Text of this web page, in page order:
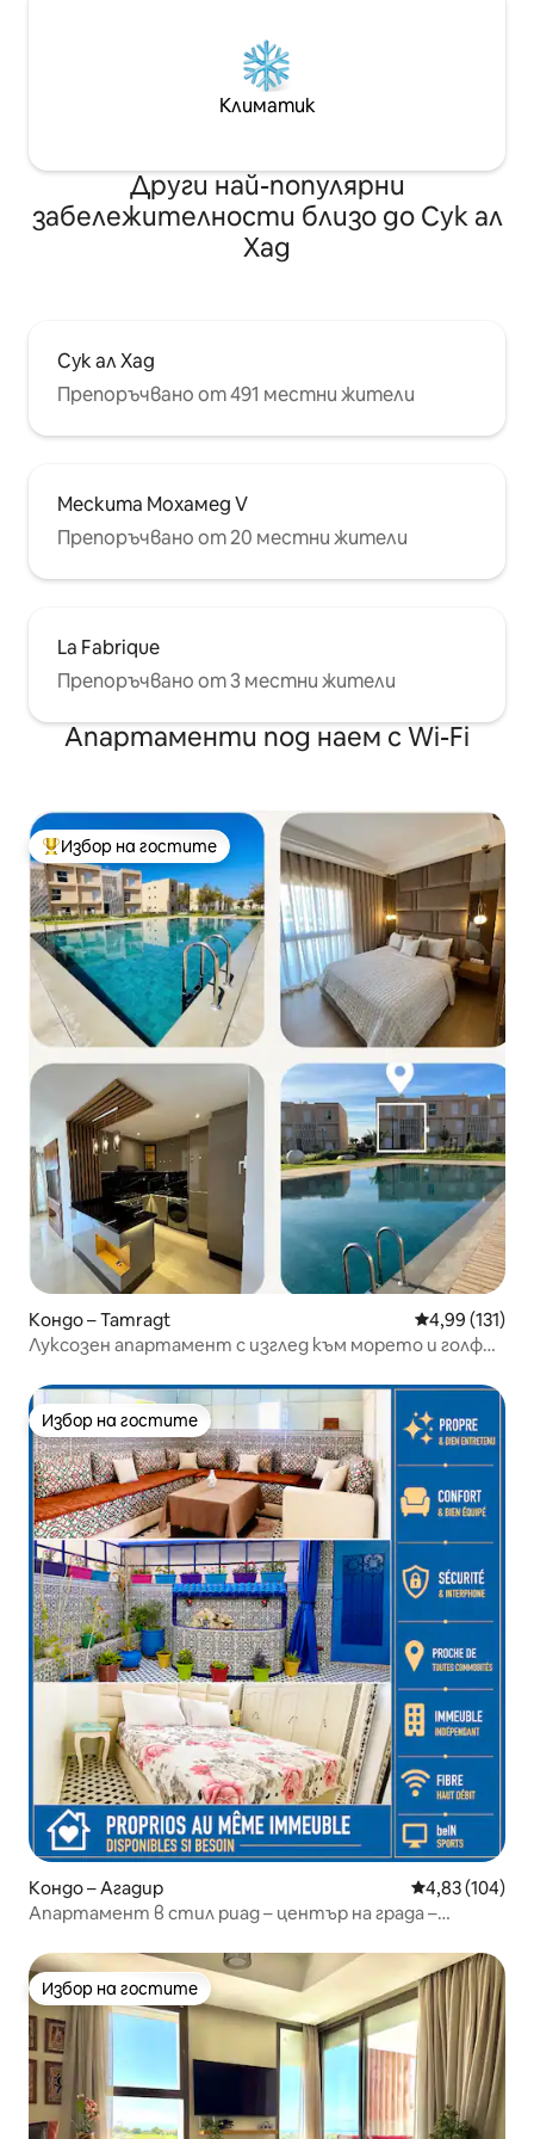
Климатик
Други най-популярни
забележителности близо до Сук ал
Хад
Сук ал Хад
Препоръчвано от 491 местни жители
Мескита Мохамед V
Препоръчвано от 20 местни жители
La Fabrique
Препоръчвано от 3 местни жители
Апартаменти под наем с Wi-Fi
Най-популярен избор на гостите
Избор на гостите
Кондо – Tamragt Средна
4,99 (131)
Луксозен апартамент с изглед към морето и голф
Избор на гостите
Избор на гостите
Кондо – Агадир Средна
4,83 (104)
Апартамент в стил риад – център на града –
Избор на гостите
Избор на гостите